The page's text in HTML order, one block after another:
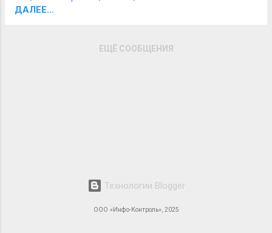
навигации».
ДАЛЕЕ...
ЕЩЁ СООБЩЕНИЯ
Технологии Blogger
ООО «Инфо-Контроль», 2025